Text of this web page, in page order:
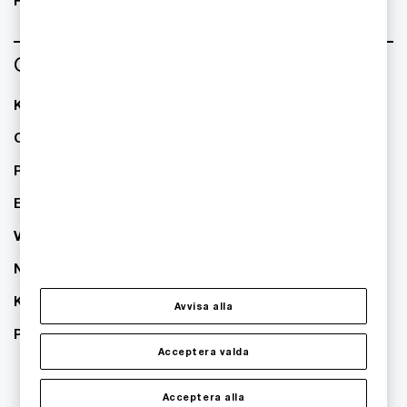
Om oss
Kontakta oss
Om PwC
Pressrum
Event
Våra kontor
Nyhetsbrev
Karriär
PwC:s hållbarhetsarbete
Avvisa alla
Acceptera alla
Acceptera valda